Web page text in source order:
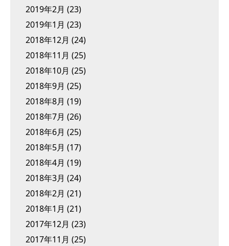
2019年2月 (23)
2019年1月 (23)
2018年12月 (24)
2018年11月 (25)
2018年10月 (25)
2018年9月 (25)
2018年8月 (19)
2018年7月 (26)
2018年6月 (25)
2018年5月 (17)
2018年4月 (19)
2018年3月 (24)
2018年2月 (21)
2018年1月 (21)
2017年12月 (23)
2017年11月 (25)